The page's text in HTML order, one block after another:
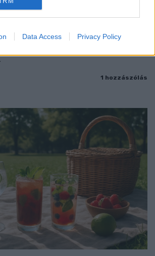
Data Access Privacy Policy
TÁMOGATÁS, AMIT NEM KELL KÜLÖN
még a tanévkezdés előtt folyósítja a
1 hozzászólás